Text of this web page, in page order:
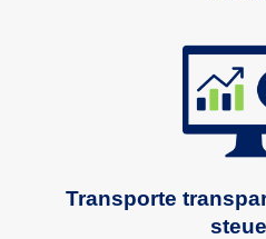
Transporte